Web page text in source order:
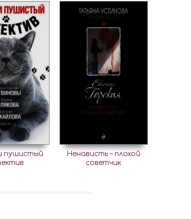
пушистый
Ненависть – плохой
советчик